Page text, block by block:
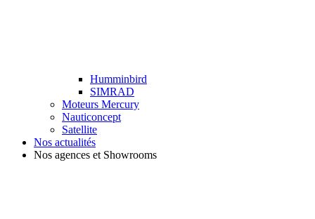
Humminbird
SIMRAD
Moteurs Mercury
Nauticoncept
Satellite
Nos actualités
Nos agences et Showrooms